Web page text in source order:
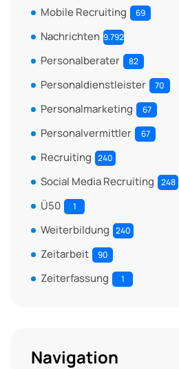
Mobile Recruiting 69
Nachrichten 9.792
Personalberater 82
Personaldienstleister 70
Personalmarketing 67
Personalvermittler 67
Recruiting 240
Social Media Recruiting 248
Ü50 1
Weiterbildung 240
Zeitarbeit 90
Zeiterfassung 1
Navigation